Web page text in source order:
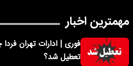
مهمترین اخبار
تعطیل شد؟